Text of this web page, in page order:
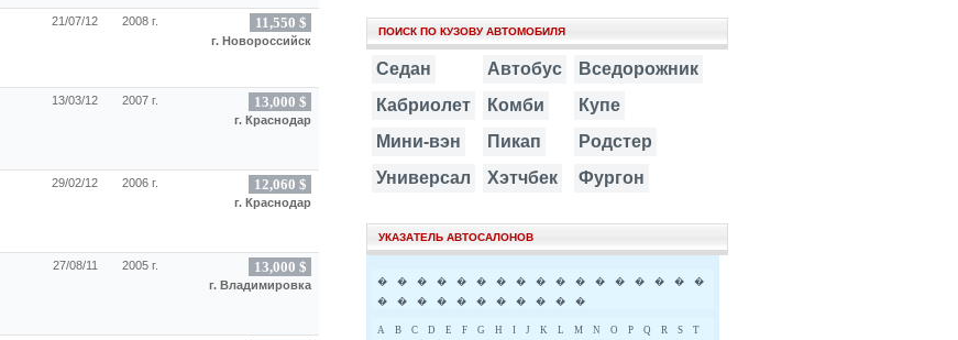
21/07/12 2008 г. 11,550 $
г. Новороссийск
13/03/12 2007 г. 13,000 $
г. Краснодар
29/02/12 2006 г. 12,060 $
г. Краснодар
27/08/11 2005 г. 13,000 $
г. Владимировка
ПОИСК ПО КУЗОВУ АВТОМОБИЛЯ
Седан Автобус
Вседорожник
Кабриолет
Комби
Купе
Мини-вэн
Пикап
Родстер
Универсал
Хэтчбек Фургон
УКАЗАТЕЛЬ АВТОСАЛОНОВ
� � � � � � � � � � � � � � � �
�
�
� � � � � � � � � �
A B C D E F G H I J K L M N O P Q R S
T